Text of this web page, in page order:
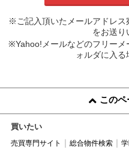
※ご記入頂いたメールアドレス
をお送り
※Yahoo!メールなどのフリーメ
ォルダに入る
この
買いたい
売買専門サイト 総合物件検索